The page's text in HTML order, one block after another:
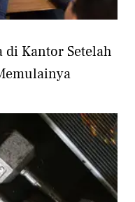
di Kantor Setelah